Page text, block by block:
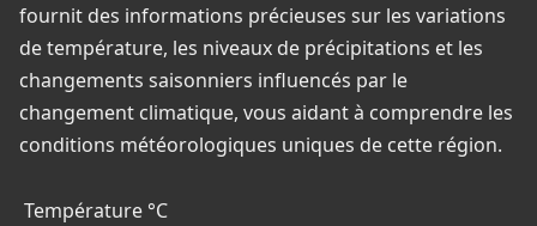
fournit des informations précieuses sur les variations
de température, les niveaux de précipitations et les
changements saisonniers influencés par le
changement climatique, vous aidant à comprendre les
conditions météorologiques uniques de cette région.
Température °C